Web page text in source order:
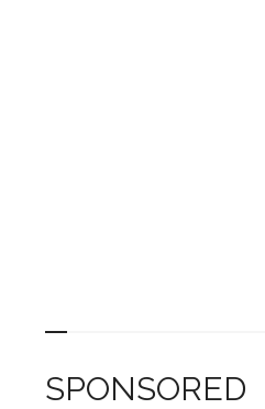
SPONSORED